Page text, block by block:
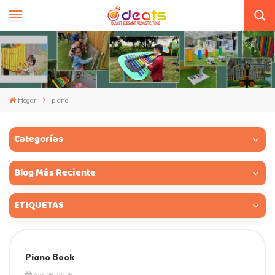
Hogar piano
Categorías
Blog Más Reciente
ETIQUETAS
Piano Book